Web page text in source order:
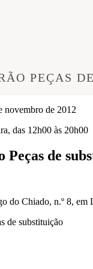
PEÇAS
novembro de 2012
das 12h00 às 20h00
Peças de
do Chiado, n.º 8, em